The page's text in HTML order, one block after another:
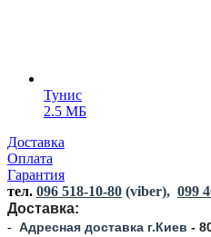
Тунис
2.5 МБ
Доставка
Оплата
Гарантия
тел. 096 518-10-80 (viber), 099
Доставка:
- Адресная доставка г.Киев -